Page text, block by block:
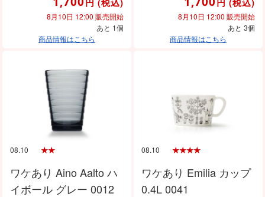
8月10日 12:00 販売開始
あと 1個
商品情報はこちら
8月10日 12:00 販売開始
あと 3個
商品情報はこちら
08.10
ワケあり Aino Aalto ハ
イボール グレー 0012
08.10
ワケあり Emilia カップ
0.4L 0041